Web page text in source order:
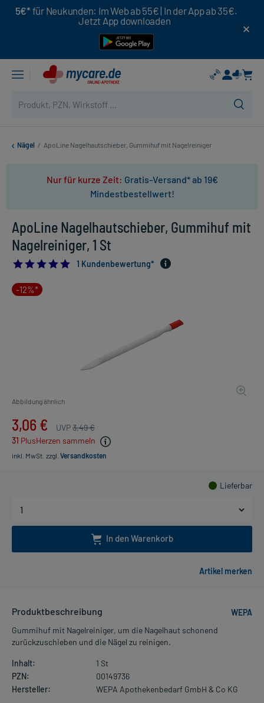
5€* für Neukunden: Im Web ab 55€ | In der App ab 35€.
Jetzt App downloaden
Nägel / ApoLine Nagelhautschieber, Gummihuf mit Nagelreiniger
Nur für kurze Zeit: Gratis-Versand* ab 19€
Mindestbestellwert!
ApoLine Nagelhautschieber, Gummihuf mit
Nagelreiniger, 1 St
5.01 Kundenbewertung*
-12%*
Abbildung ähnlich
3,06 € UVP3,49 €
31 PlusHerzen sammeln
inkl. MwSt. zzgl. Versandkosten
Lieferbar
In den Warenkorb
Produktbeschreibung
WEPA
Gummihuf mit Nagelreiniger, um die Nagelhaut schonend
zurückzuschieben und die Nägel zu reinigen.
Inhalt:
1 St
PZN:
00149736
Hersteller:
WEPA Apothekenbedarf GmbH & Co KG